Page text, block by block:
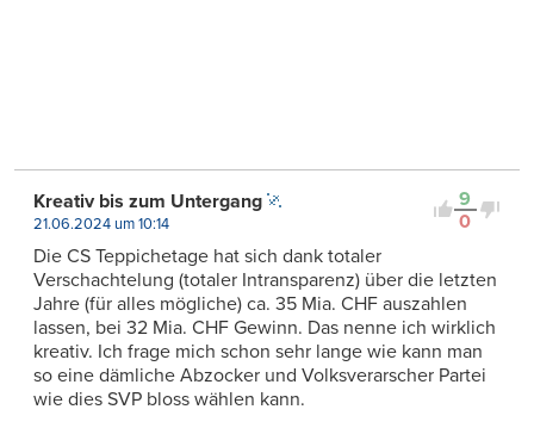
9
0
Kreativ bis zum Untergang
21.06.2024 um 10:14
Die CS Teppichetage hat sich dank totaler
Verschachtelung (totaler Intransparenz) über die letzten
Jahre (für alles mögliche) ca. 35 Mia. CHF auszahlen
lassen, bei 32 Mia. CHF Gewinn. Das nenne ich wirklich
kreativ. Ich frage mich schon sehr lange wie kann man
so eine dämliche Abzocker und Volksverarscher Partei
wie dies SVP bloss wählen kann.